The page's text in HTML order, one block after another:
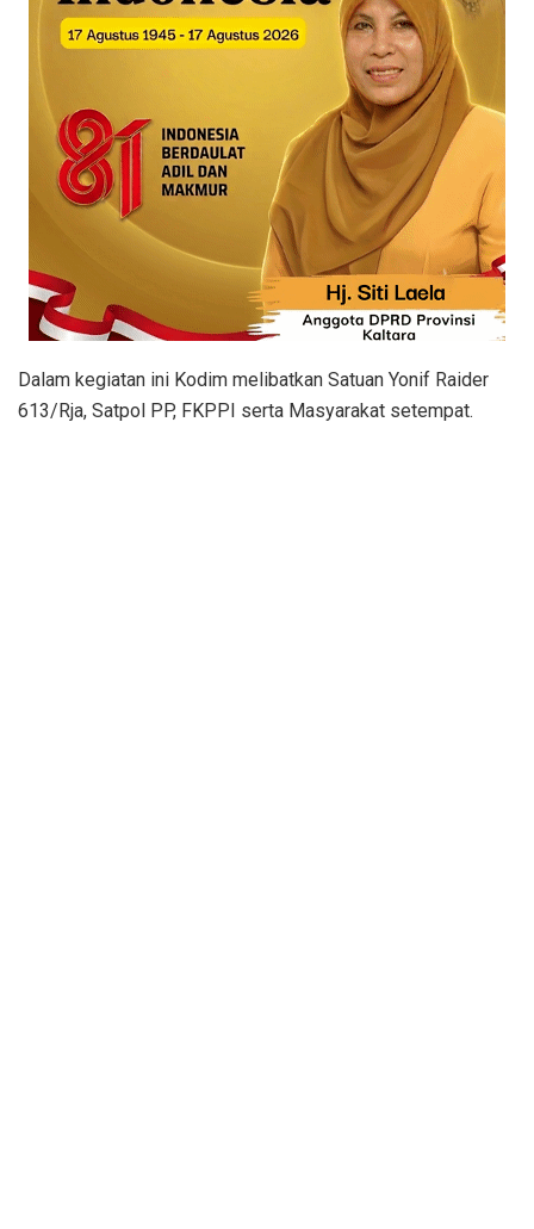
Dalam kegiatan ini Kodim melibatkan Satuan Yonif Raider
613/Rja, Satpol PP, FKPPI serta Masyarakat setempat.